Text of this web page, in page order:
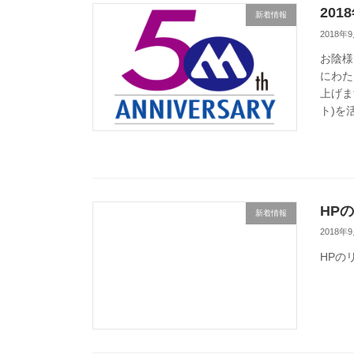
新着情報
2018年
お陰
にわ
上げ
ト)を
新着情報 HP
2018年
HPの